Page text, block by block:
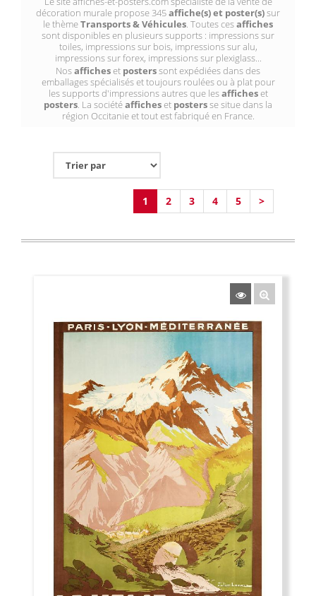
décoration murale propose 345affiche(s) et poster(s)sur
le thèmeTransports & Véhicules. Toutes cesaffiches
sont disponibles en plusieurs supports : impressions sur
toiles, impressions sur bois, impressions sur alu,
impressions sur forex, impressions sur plexiglass...
Nosafficheset posterssont expédiées dans des
emballages spécialisés et toujours roulées ou à plat pour
les supports d'impressions autres que lesafficheset
posters. La sociétéafficheset postersse situe dans la
région Occitanie et tout est fabriqué en France.
1 2 3 4 5 >